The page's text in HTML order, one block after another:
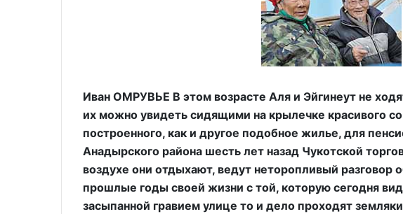
Иван ОМРУВЬЕ В этом возрасте Аля и Эйгинеут не
их можно увидеть сидящими на крылечке красивого
построенного, как и другое подобное жилье, для
Анадырского района шесть лет назад Чукотской
воздухе они отдыхают, ведут неторопливый разговор
прошлые годы своей жизни с той, которую сегодня
засыпанной гравием улице то и дело проходят